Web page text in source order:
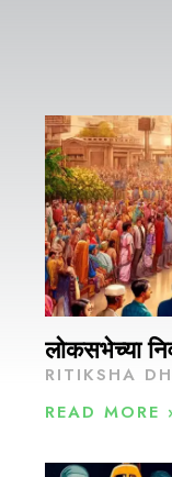
लोकसभेच्या
RITIKSHA
READ MORE